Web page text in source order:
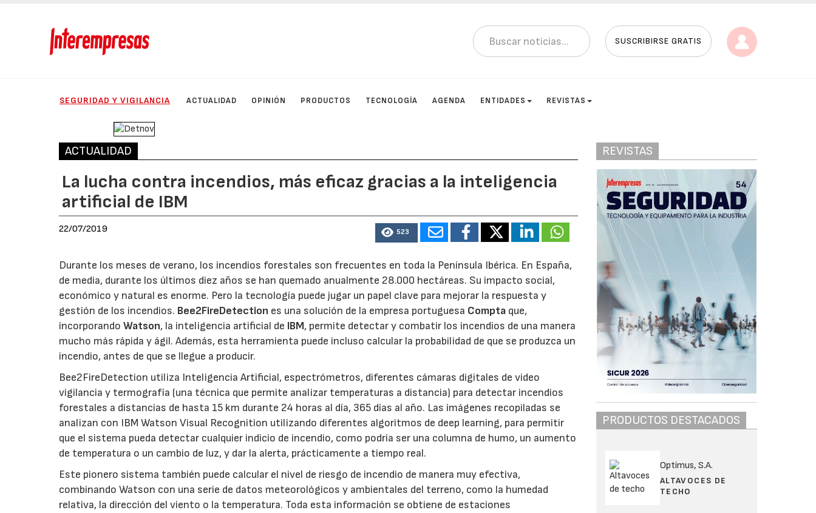
SUSCRIBIRSE GRATIS
SEGURIDAD Y VIGILANCIA ACTUALIDAD OPINIÓN PRODUCTOS TECNOLOGÍA AGENDA ENTIDADES REVISTAS
ACTUALIDAD
La lucha contra incendios, más eficaz gracias a la inteligencia
artificial de IBM
22/07/2019 523
Durante los meses de verano, los incendios forestales son frecuentes en toda la Península Ibérica. En España,
de media, durante los últimos diez años se han quemado anualmente 28.000 hectáreas. Su impacto social,
económico y natural es enorme. Pero la tecnología puede jugar un papel clave para mejorar la respuesta y
gestión de los incendios. Bee2FireDetection es una solución de la empresa portuguesa Compta que,
incorporandoWatson, la inteligencia artificial de IBM, permite detectar y combatir los incendios de una manera
mucho más rápida y ágil. Además, esta herramienta puede incluso calcular la probabilidad de que se produzca un
incendio, antes de que se llegue a producir.
Bee2FireDetection utiliza Inteligencia Artificial, espectrómetros, diferentes cámaras digitales de video
vigilancia y termografía (una técnica que permite analizar temperaturas a distancia) para detectar incendios
forestales a distancias de hasta 15 km durante 24 horas al día, 365 días al año. Las imágenes recopiladas se
analizan con IBM Watson Visual Recognition utilizando diferentes algoritmos de deep learning, para permitir
que el sistema pueda detectar cualquier indicio de incendio, como podría ser una columna de humo, un aumento
de temperatura o un cambio de luz, y dar la alerta, prácticamente a tiempo real.
Este pionero sistema también puede calcular el nivel de riesgo de incendio de manera muy efectiva,
combinando Watson con una serie de datos meteorológicos y ambientales del terreno, como la humedad
relativa, la dirección del viento o la temperatura. Toda esta información se obtiene de estaciones
REVISTAS
PRODUCTOS DESTACADOS
Optimus, S.A.
ALTAVOCES DE
TECHO